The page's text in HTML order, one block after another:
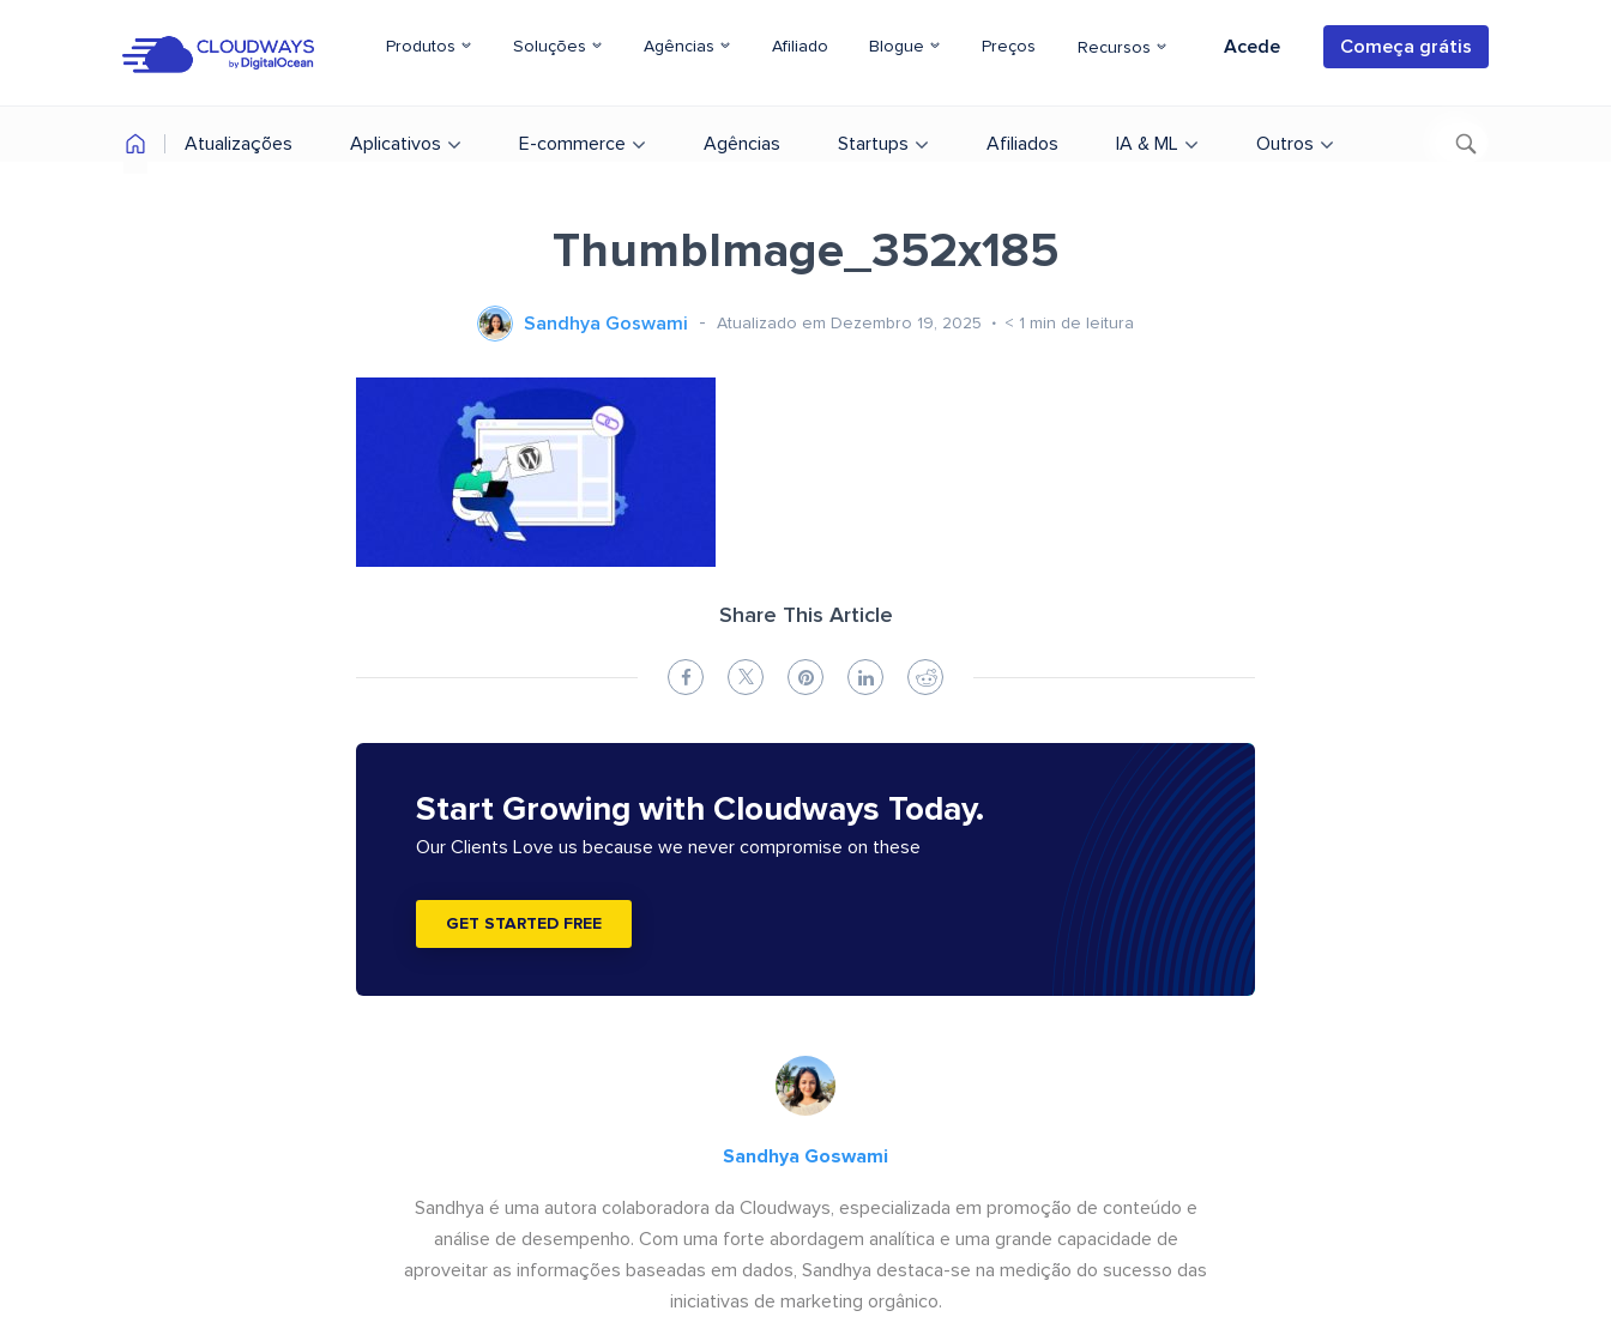
Produtos Soluções Agências Afiliado Blogue Preços Recursos Acede Começa grátis
Atualizações Aplicativos E-commerce Agências Startups Afiliados IA & ML Outros
ThumbImage_352x185
Sandhya Goswami Atualizado em Dezembro 19, 2025 < 1 min de leitura
Share This Article
Start Growing with Cloudways Today.
Our Clients Love us because we never compromise on these
GET STARTED FREE
Sandhya Goswami
Sandhya é uma autora colaboradora da Cloudways, especializada em promoção de conteúdo e
análise de desempenho. Com uma forte abordagem analítica e uma grande capacidade de
aproveitar as informações baseadas em dados, Sandhya destaca-se na medição do sucesso das
iniciativas de marketing orgânico.